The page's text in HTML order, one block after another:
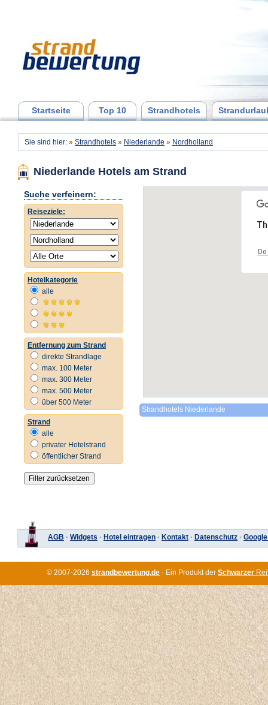
Startseite Top 10 Strandhotels
Sie sind hier: » Strandhotels » Niederlande » Nordholland
Niederlande Hotels am Strand
Suche verfeinern:
Reiseziele:
Hotelkategorie
alle
Entfernung zum Strand
direkte Strandlage
max. 100 Meter
max. 300 Meter
max. 500 Meter
über 500 Meter
Strand
alle
privater Hotelstrand
öffentlicher Strand
Strandhotels Niederlande
AGB · Widgets · Hotel eintragen · Kontakt · Datenschutz ·
© 2007-2026 strandbewertung.de · Ein Produkt der Schwarzer